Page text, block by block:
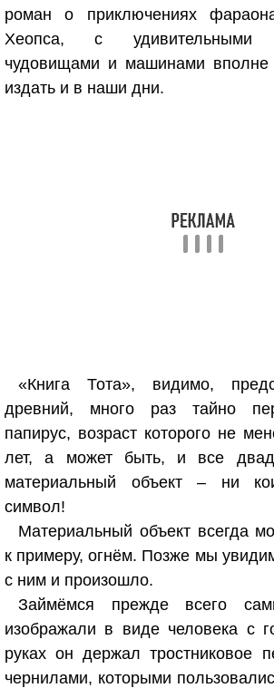
роман о приключениях
Хеопса, с удивительными
чудовищами и машинами
издать и в наши дни.
«Книга Тота», видимо,
древний, много раз тайно
папирус, возраст которого не
лет, а может быть, и все
материальный объект – ни
символ!
Материальный объект всегда
к примеру, огнём. Позже мы
с ним и произошло.
Займёмся прежде всего
изображали в виде человека с
руках он держал тростниковое
чернилами, которыми